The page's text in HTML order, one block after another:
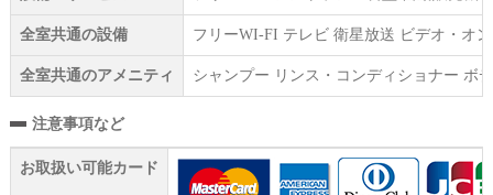
全室共通の設備 フリーWI‐FI テレビ 衛星放送 ビデオ・オ
全室共通のアメニティ シャンプー リンス・コンディショナー ボ
注意事項など
お取扱い可能カード